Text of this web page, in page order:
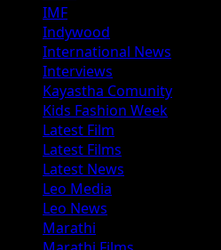
IMF
Indywood
International News
Interviews
Kayastha Comunity
Kids Fashion Week
Latest Film
Latest Films
Latest News
Leo Media
Leo News
Marathi